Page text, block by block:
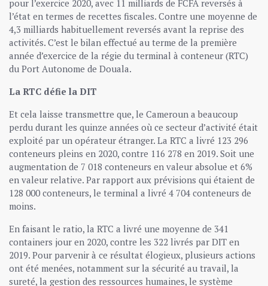
pour l’exercice 2020, avec 11 milliards de FCFA reversés à
l’état en termes de recettes fiscales. Contre une moyenne de
4,3 milliards habituellement reversés avant la reprise des
activités. C’est le bilan effectué au terme de la première
année d’exercice de la régie du terminal à conteneur (RTC)
du Port Autonome de Douala.
La RTC défie la DIT
Et cela laisse transmettre que, le Cameroun a beaucoup
perdu durant les quinze années où ce secteur d’activité était
exploité par un opérateur étranger. La RTC a livré 123 296
conteneurs pleins en 2020, contre 116 278 en 2019. Soit une
augmentation de 7 018 conteneurs en valeur absolue et 6%
en valeur relative. Par rapport aux prévisions qui étaient de
128 000 conteneurs, le terminal a livré 4 704 conteneurs de
moins.
En faisant le ratio, la RTC a livré une moyenne de 341
containers jour en 2020, contre les 322 livrés par DIT en
2019. Pour parvenir à ce résultat élogieux, plusieurs actions
ont été menées, notamment sur la sécurité au travail, la
sureté, la gestion des ressources humaines, le système